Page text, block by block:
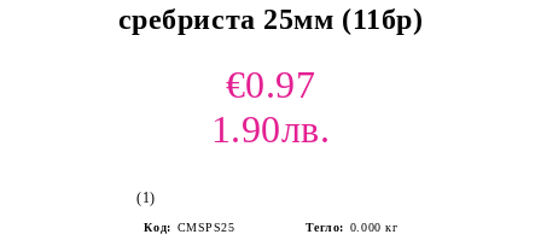
сребриста 25мм (11бр)
€0.97
1.90лв.
(1)
Код: CMSPS25 Тегло: 0.000 кг